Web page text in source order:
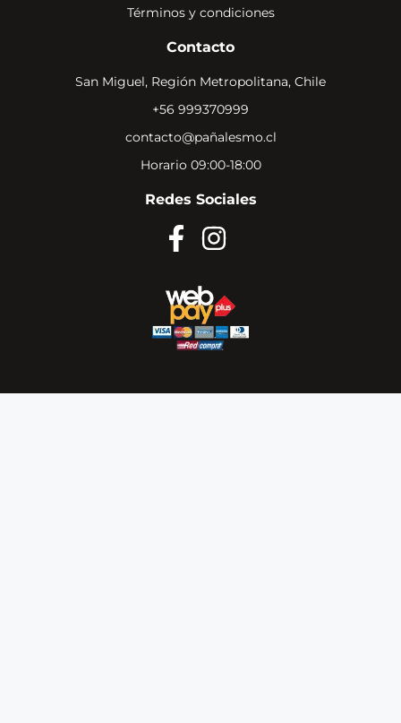
Términos y condiciones
Contacto
San Miguel, Región Metropolitana, Chile
+56 999370999
contacto@pañalesmo.cl
Horario 09:00-18:00
Redes Sociales